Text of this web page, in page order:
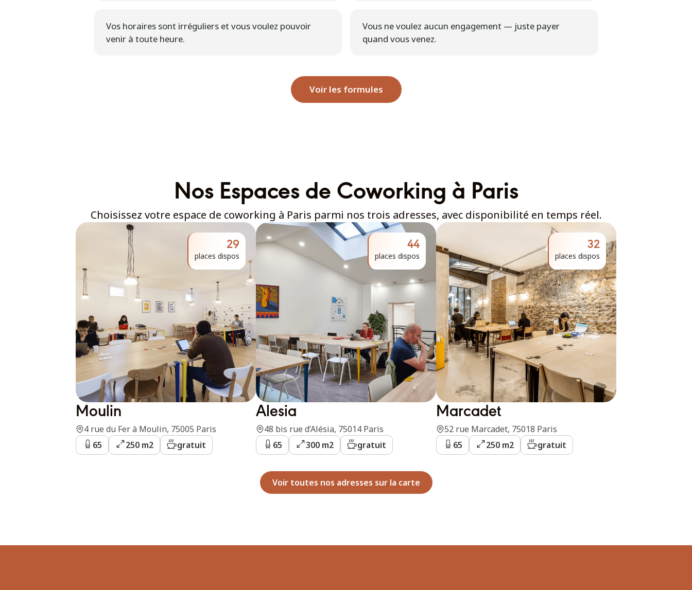
Vos horaires sont irréguliers et vous voulez pouvoir
venir à toute heure.
Vous ne voulez aucun engagement — juste payer
quand vous venez.
Voir les formules
Nos Espaces de Coworking à Paris
Choisissez votre espace de coworking à Paris parmi nos trois adresses, avec disponibilité en temps réel.
29
places dispos
Moulin
4 rue du Fer à Moulin, 75005 Paris
65
250 m2 gratuit
44
places dispos
Alesia
48 bis rue d’Alésia, 75014 Paris
65
300 m2 gratuit
32
places dispos
Marcadet
52 rue Marcadet, 75018 Paris
65
250 m2 gratuit
Voir toutes nos adresses sur la carte